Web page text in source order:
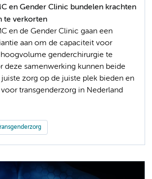
en Gender Clinic bundelen krachten
te verkorten
en de Gender Clinic gaan een
aan om de capaciteit voor
genderchirurgie te
deze samenwerking kunnen beide
juiste zorg op de juiste plek bieden en
transgenderzorg in Nederland
Transgenderzorg